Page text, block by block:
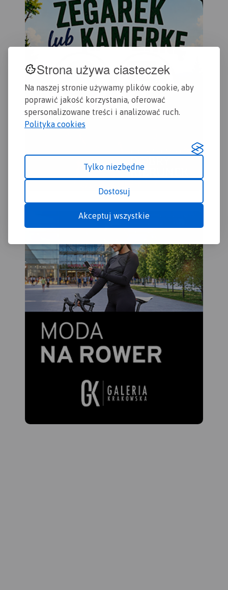
Strona używa ciasteczek
Na naszej stronie używamy plików cookie, aby
poprawić jakość korzystania, oferować
spersonalizowane treści i analizować ruch.
Polityka cookies
Tylko niezbędne
Dostosuj
Akceptuj wszystkie